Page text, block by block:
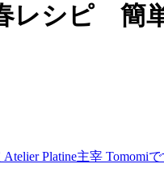
シピ 簡
Platine主宰